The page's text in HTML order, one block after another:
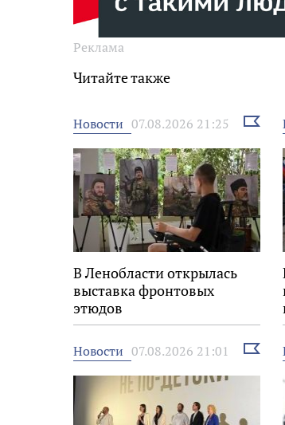
Реклама
Читайте также
Новости 07.08.2026 21:25
новость
В Ленобласти открылась
выставка фронтовых
этюдов
Новости 07.08.2026 21:01
новость